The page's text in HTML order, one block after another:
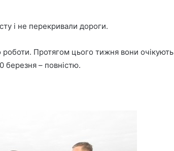
і не перекривали дороги.
Протягом цього тижня вони очікують
березня – повністю.